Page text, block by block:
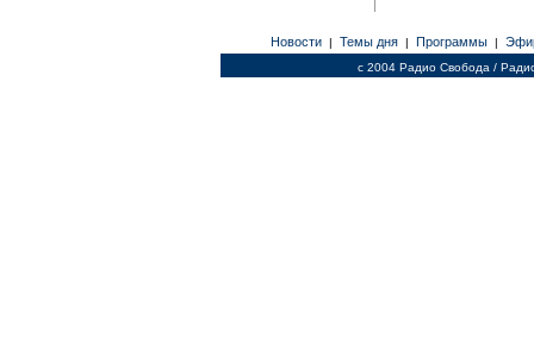
Новости | Темы дня | Программы |
c 2004 Радио Свобода /